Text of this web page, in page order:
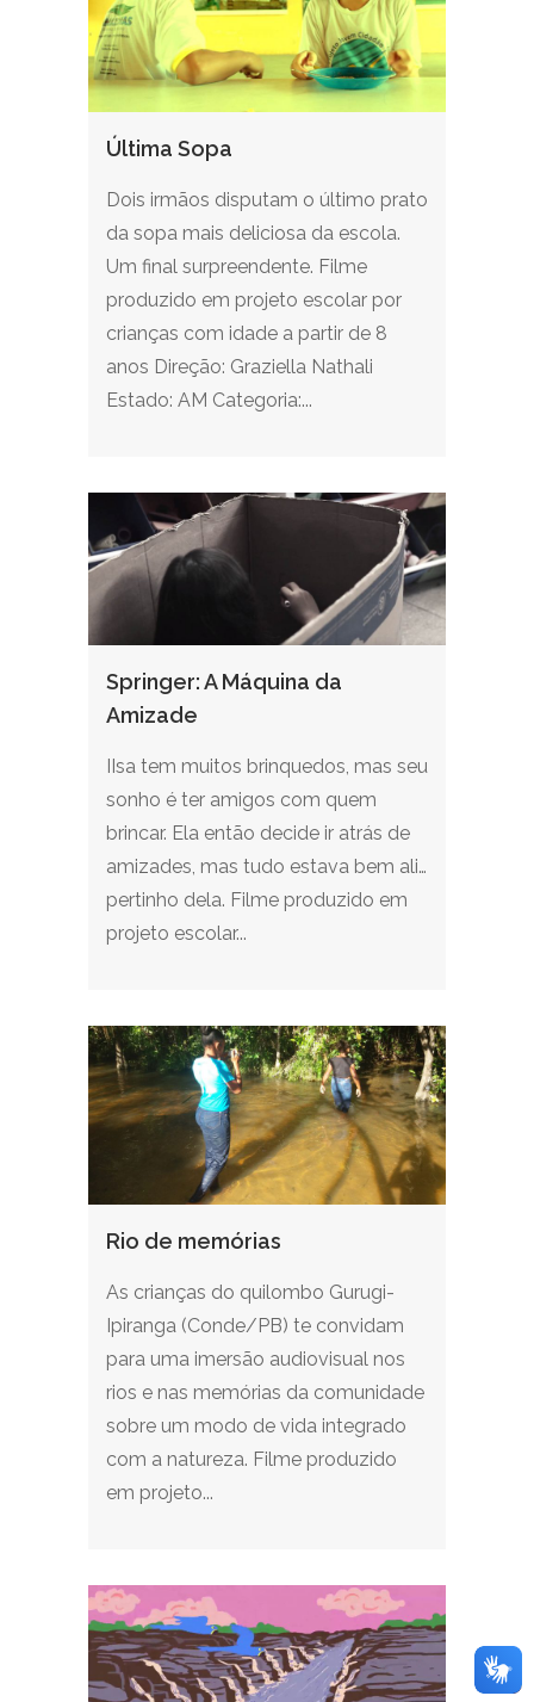
Última Sopa
Dois irmãos disputam o último prato
da sopa mais deliciosa da escola.
Um final surpreendente. Filme
produzido em projeto escolar por
crianças com idade a partir de 8
anos Direção: Graziella Nathali
Estado: AM Categoria:...
Springer: A Máquina da
Amizade
IIsa tem muitos brinquedos, mas seu
sonho é ter amigos com quem
brincar. Ela então decide ir atrás de
amizades, mas tudo estava bem ali…
pertinho dela. Filme produzido em
projeto escolar...
Rio de memórias
As crianças do quilombo Gurugi-
Ipiranga (Conde/PB) te convidam
para uma imersão audiovisual nos
rios e nas memórias da comunidade
sobre um modo de vida integrado
com a natureza. Filme produzido
em projeto...